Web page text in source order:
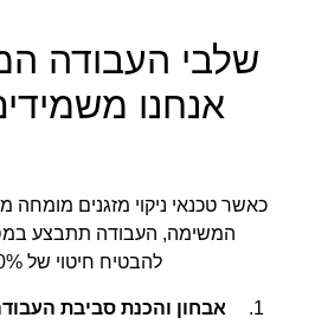
שלבי העבודה
אנחנו
כאשר טכנאי ניקוי מזגנים מומחה
המשימה, העבודה תתבצע
להבטיח חיטוי של 100% והגנה על ניקיון הבית:
אבחון והכנת סביבת